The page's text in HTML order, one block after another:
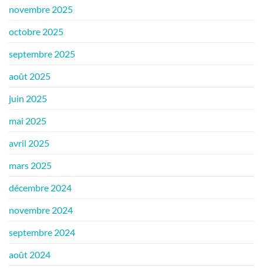
novembre 2025
octobre 2025
septembre 2025
août 2025
juin 2025
mai 2025
avril 2025
mars 2025
décembre 2024
novembre 2024
septembre 2024
août 2024